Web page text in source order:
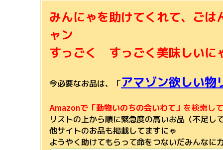
みんにゃを助けてくれて、ご
ャン
すっごく すっごく美味しい
今必要なお品は、「アマゾン欲しい物
Amazonで「動物いのちの会いわて」 を検索して
リストの上から順に緊急度の高いお品（不足し
他サイトのお品も掲載してますにゃ
ようやく助けてもらって命をつないだみんなに